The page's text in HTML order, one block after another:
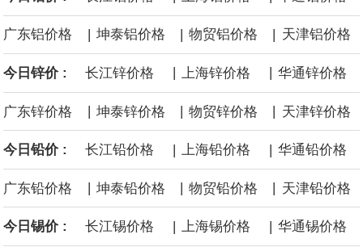
景的线索。StoneX高级分析师马特·辛普森表示，中东和平前景改善
令市场通胀预期下降，推动黄金价格从此前持续数周、位于4000美
元上方的盘整区间中进一步上涨。
海力士：龙仁工厂将生产高带宽内存（HBM）及其他下一代动态随
广东铝价格 | 坤泰铝价格 | 物贸铝价格 | 天津铝价格
今日锌价 : 长江锌价格 上海锌价格 华通锌价格
广东锌价格 | 坤泰锌价格 | 物贸锌价格 | 天津锌价格
今日铅价 : 长江铅价格 | 上海铅价格 | 华通铅价格
广东铅价格 坤泰铅价格 物贸铅价格 天津铅价格
今日锡价 : 长江锡价格 | 上海锡价格 | 华通锡价格